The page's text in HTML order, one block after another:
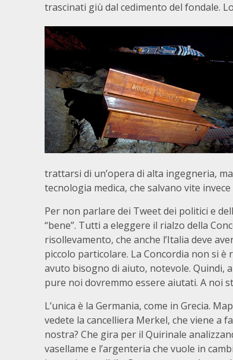
trascinati giù dal cedimento del fondale.
trattarsi di un’opera di alta ingegneria,
tecnologia medica, che salvano vite
Per non parlare dei Tweet dei politici e
“bene”. Tutti a eleggere il rialzo della
risollevamento, che anche l’Italia deve
piccolo particolare. La Concordia non si è
avuto bisogno di aiuto, notevole. Quindi,
pure noi dovremmo essere aiutati. A noi
L’unica è la Germania, come in Grecia.
vedete la cancelliera Merkel, che viene a
nostra? Che gira per il Quirinale
vasellame e l’argenteria che vuole in